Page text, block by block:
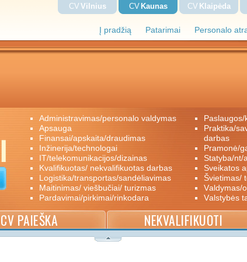
Į pradžią Patarimai Personalo
CV Vilnius CV Kaunas CV Klaipėda
administravimas/personalo valdymas
apsauga
finansai/apskaita/draudimas
inžinerija/technologai
IT/telekomunikacijos/dizainas
kvalifikuotas/ nekvalifikuotas darbas
logistika/transportas/sandėliavimas
maitinimas/ viešbučiai/ turizmas
pardavimai/pirkimai/rinkodara
praktika/savanoriškas darbas/papildomas
darbas
pramonė/
statyba/
sveikatos
švietimas/
valdymas/
valstybės
CV PAIEŠKA NEKVALIFIKUOTI